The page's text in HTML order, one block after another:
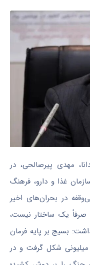
مهدی پیرصالحی، در
غذا و دارو، فرهنگ
در بحران‌های اخیر
صرفاً یک ساختار نیست،
بسیج بر پایه فرمان
امام خمینی (ره) برای تشکیل بسیج ۲۰ میلیونی شکل گرفت و در